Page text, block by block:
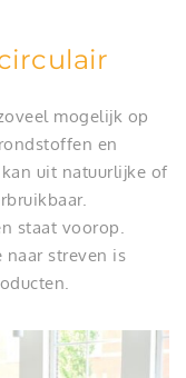
mogelijk op
en
uit natuurlijke of
staat voorop.
streven is